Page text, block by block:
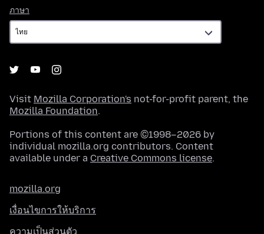
ภาษา
Visit Mozilla Corporation's not-for-profit parent, the
Mozilla Foundation.
Portions of this content are ©1998–2026 by
individual mozilla.org contributors. Content
available under a Creative Commons license.
mozilla.org
เงื่อนไขการให้บริการ
ความเป็นส่วนตัว